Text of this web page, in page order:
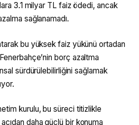
3.1 milyar TL faiz ödedi, ancak
sağlanamadı.
bu yüksek faiz yükünü ortadan
borç azaltma
sürdürülebilirliğini sağlamak
kurulu, bu süreci titizlikle
daha güçlü bir konuma